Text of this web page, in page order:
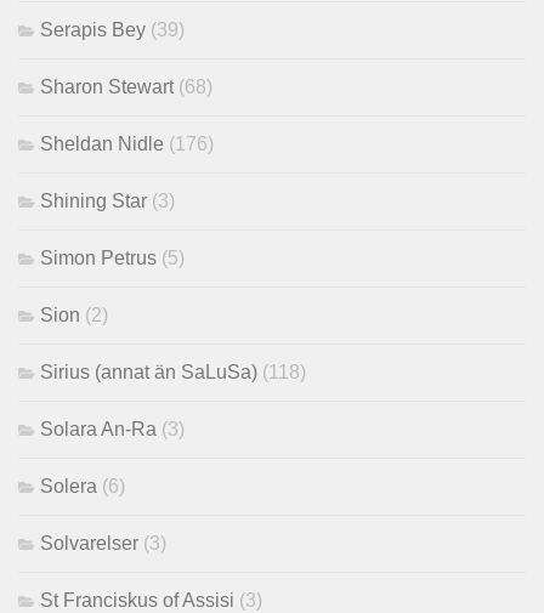
Serapis Bey (39)
Sharon Stewart (68)
Sheldan Nidle (176)
Shining Star (3)
Simon Petrus (5)
Sion (2)
Sirius (annat än SaLuSa) (118)
Solara An-Ra (3)
Solera (6)
Solvarelser (3)
St Franciskus of Assisi (3)